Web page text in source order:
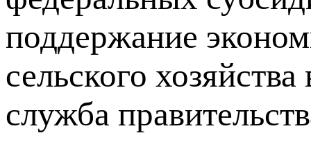
поддержание
сельского
служба